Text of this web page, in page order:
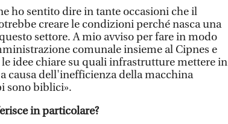
ho sentito dire in tante occasioni che il
creare le condizioni perché nasca una
settore. A mio avviso per fare in modo
comunale insieme al Cipnes e
le idee chiare su quali infrastrutture mettere in
causa dell'inefficienza della macchina
sono biblici».
in particolare?